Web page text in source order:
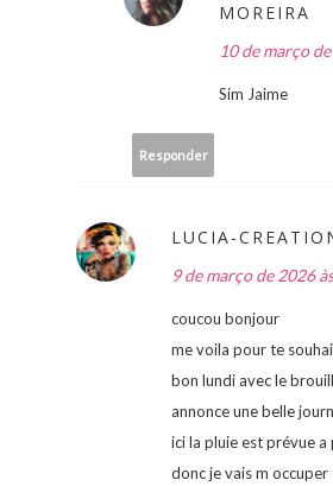
MOREIRA
10 de março
Sim Jaime
Responder
LUCIA-
9 de março de 2026
coucou bonjour
me voila pour te
bon lundi avec le
annonce une belle
ici la pluie est prévue
donc je vais m